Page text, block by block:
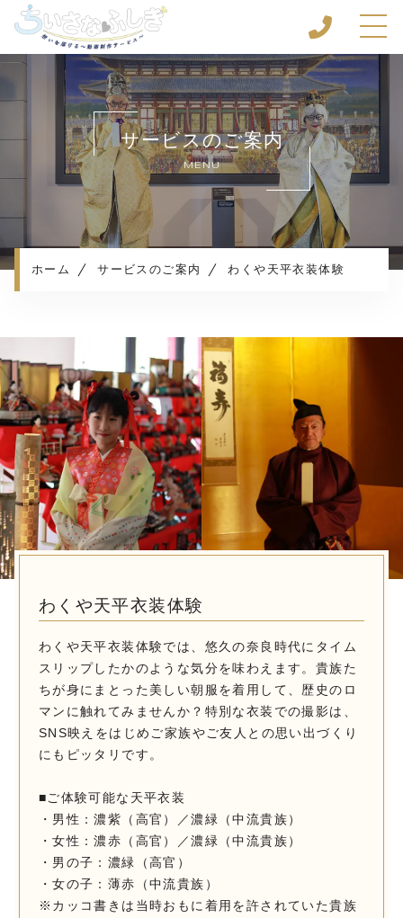
ホーム
ちいさなふしぎについて
サービスのご案内
サービスのご体験談
ご利用の流れ
よくある質問
サービスのご案内
MENU
ホーム サービスのご案内 わくや天平衣装体験
わくや天平衣装体験
わくや天平衣装体験では、悠久の奈良時代にタイム
スリップしたかのような気分を味わえます。貴族た
ちが身にまとった美しい朝服を着用して、歴史のロ
マンに触れてみませんか？特別な衣装での撮影は、
SNS映えをはじめご家族やご友人との思い出づくり
にもピッタリです。
■ご体験可能な天平衣装
・男性：濃紫（高官）／濃緑（中流貴族）
・女性：濃赤（高官）／濃緑（中流貴族）
・男の子：濃緑（高官）
・女の子：薄赤（中流貴族）
※カッコ書きは当時おもに着用を許されていた貴族